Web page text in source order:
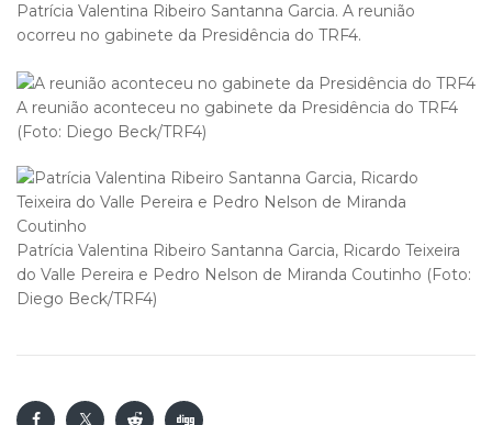
Patrícia Valentina Ribeiro Santanna Garcia. A reunião
ocorreu no gabinete da Presidência do TRF4.
A reunião aconteceu no gabinete da Presidência do TRF4
(Foto: Diego Beck/TRF4)
Patrícia Valentina Ribeiro Santanna Garcia, Ricardo Teixeira
do Valle Pereira e Pedro Nelson de Miranda Coutinho (Foto:
Diego Beck/TRF4)